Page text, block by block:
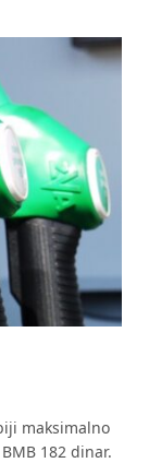
maksimalno
182 dinar.